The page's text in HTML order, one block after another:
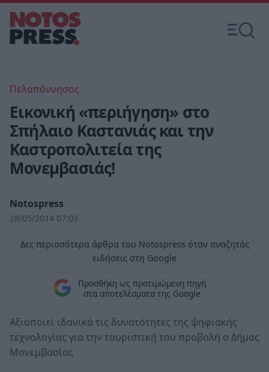
Πελοπόννησος
Εικονική «περιήγηση» στο
Σπήλαιο Καστανιάς και την
Καστροπολιτεία της
Μονεμβασιάς!
Notospress
28/05/2014 07:03
Δες περισσότερα άρθρα του Notospress όταν αναζητάς
ειδήσεις στη Google
Προσθήκη ως προτιμώμενη πηγή
στα αποτελέσματα της Google
Αξιοποιεί ιδανικά τις δυνατότητες της ψηφιακής
τεχνολογίας για την τουριστική του προβολή ο Δήμος
Μονεμβασίας